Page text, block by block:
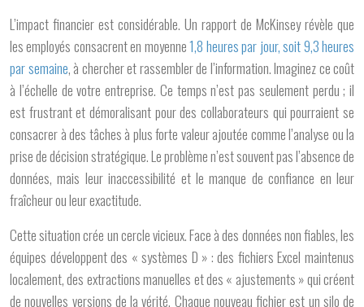
L’impact financier est considérable. Un rapport de McKinsey révèle que
les employés consacrent en moyenne1,8 heures par jour, soit 9,3 heures
par semaine, à chercher et rassembler de l’information. Imaginez ce coût
à l’échelle de votre entreprise. Ce temps n’est pas seulement perdu ; il
est frustrant et démoralisant pour des collaborateurs qui pourraient se
consacrer à des tâches à plus forte valeur ajoutée comme l’analyse ou la
prise de décision stratégique. Le problème n’est souvent pas l’absence de
données, mais leur inaccessibilité et le manque de confiance en leur
fraîcheur ou leur exactitude.
Cette situation crée un cercle vicieux. Face à des données non fiables, les
équipes développent des « systèmes D » : des fichiers Excel maintenus
localement, des extractions manuelles et des « ajustements » qui créent
de nouvelles versions de la vérité. Chaque nouveau fichier est un silo de